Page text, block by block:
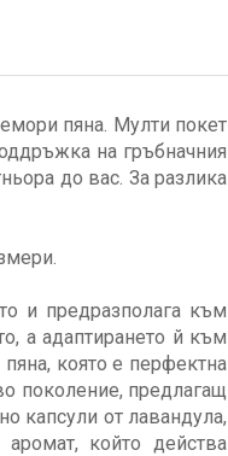
пяна. Мулти покет
на гръбначния
до вас. За разлика
и предразполага към
а адаптирането й към
която е перфектна
поколение, предлагащ
капсули от лавандула,
който действа